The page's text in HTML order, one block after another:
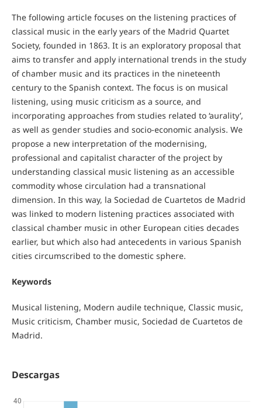
The following article focuses on the listening practices of
classical music in the early years of the Madrid Quartet
Society, founded in 1863. It is an exploratory proposal that
aims to transfer and apply international trends in the study
of chamber music and its practices in the nineteenth
century to the Spanish context. The focus is on musical
listening, using music criticism as a source, and
incorporating approaches from studies related to ‘aurality’,
as well as gender studies and socio-economic analysis. We
propose a new interpretation of the modernising,
professional and capitalist character of the project by
understanding classical music listening as an accessible
commodity whose circulation had a transnational
dimension. In this way, la Sociedad de Cuartetos de Madrid
was linked to modern listening practices associated with
classical chamber music in other European cities decades
earlier, but which also had antecedents in various Spanish
cities circumscribed to the domestic sphere.
Keywords
Musical listening, Modern audile technique, Classic music,
Music criticism, Chamber music, Sociedad de Cuartetos de
Madrid.
Descargas